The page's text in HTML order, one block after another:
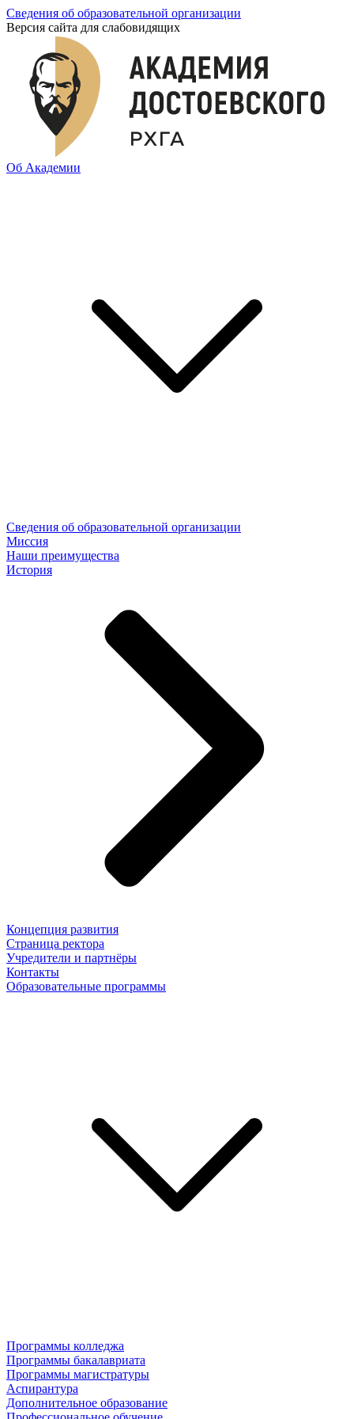
Сведения об образовательной организации
Версия сайта для слабовидящих
Об Академии
Сведения об образовательной организации
Миссия
Наши преимущества
История
Концепция развития
Страница ректора
Учредители и партнёры
Контакты
Образовательные программы
Программы колледжа
Программы бакалавриата
Программы магистратуры
Аспирантура
Дополнительное образование